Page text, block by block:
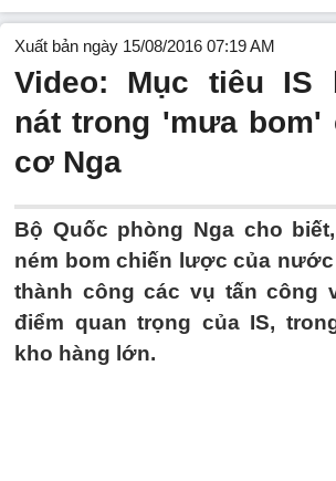
Xuất bản ngày 15/08/2016 07:19 AM
Video: Mục tiêu IS
nát trong 'mưa bom'
cơ Nga
Bộ Quốc phòng Nga cho
ném bom chiến lược của
thành công các vụ tấn công
điểm quan trọng của IS,
kho hàng lớn.